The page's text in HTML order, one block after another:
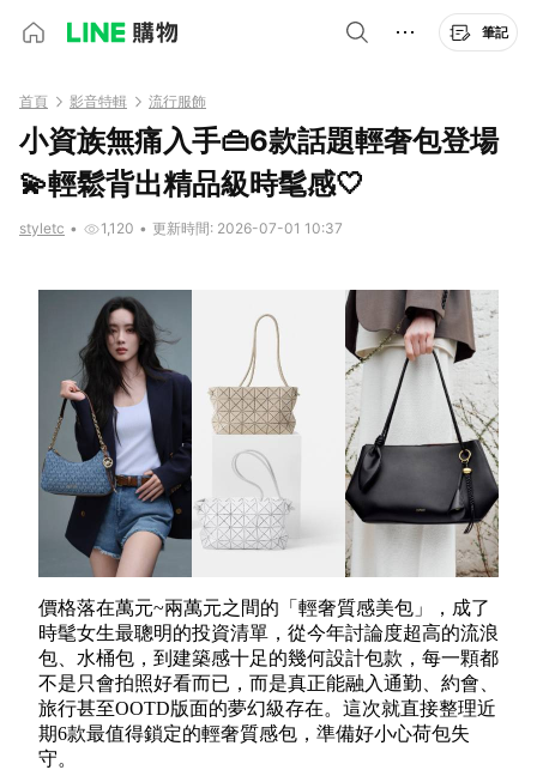
筆記
首頁 影音特輯 流行服飾
小資族無痛入手👜6款話題輕奢包登場
💫輕鬆背出精品級時髦感🤍
styletc • 1,120 • 更新時間: 2026-07-01 10:37
價格落在萬元~兩萬元之間的「輕奢質感美包」，成了
時髦女生最聰明的投資清單，從今年討論度超高的流浪
包、水桶包，到建築感十足的幾何設計包款，每一顆都
不是只會拍照好看而已，而是真正能融入通勤、約會、
旅行甚至OOTD版面的夢幻級存在。這次就直接整理近
期6款最值得鎖定的輕奢質感包，準備好小心荷包失
守。